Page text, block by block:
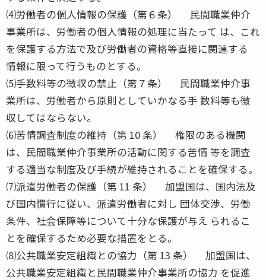
⑷労働者の個人情報の保護（第６条） 民間職業仲介
事業所は、労働者の個人情報の処理に当たって は、これ
を保護する方法で及び労働者の資格等直接に関連する
情報に限って行うものとする。
⑸手数料等の徴収の禁止（第７条） 民間職業仲介事
業所は、労働者から原則としていかなる手 数料等も徴
収してはならない。
⑹苦情調査制度の維持（第 10 条） 権限のある機関
は、民間職業仲介事業所の活動に関する苦情 等を調査
する適当な制度及び手続が維持されることを確保する。
⑺派遣労働者の保護（第 11 条） 加盟国は、国内法及
び国内慣行に従い、派遣労働者に対し 団体交渉、労働
条件、社会保障等について十分な保護が与え られるこ
とを確保するため必要な措置をとる。
⑻公共職業安定組織との協力（第 13 条） 加盟国は、
公共職業安定組織と民間職業仲介事業所の協力 を促進